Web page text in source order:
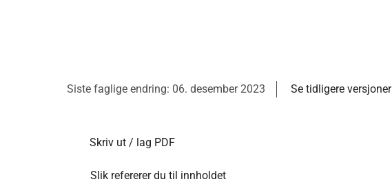
Siste faglige endring: 06. desember 2023 Se tidligere versjoner
Skriv ut / lag PDF
Slik refererer du til innholdet